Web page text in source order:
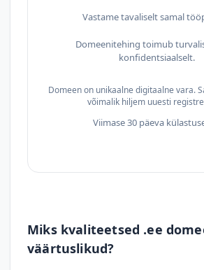
Vastame tavaliselt samal
Domeenitehing toimub
konfidentsiaalselt.
Domeen on unikaalne digitaalne vara.
võimalik hiljem uuesti
Viimase 30 päeva
Miks kvaliteetsed .ee
väärtuslikud?